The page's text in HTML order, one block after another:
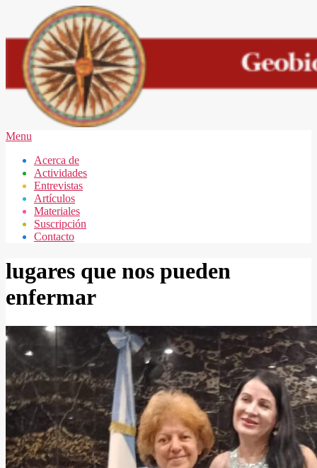
content
GEOBIOLOGÍA
DEL
PLATA
Secondary
Menu
Menu
Acerca de
Actividades
Entrevistas
Artículos
Materiales
Suscripción
Contacto
lugares que nos pueden
enfermar